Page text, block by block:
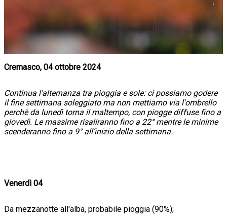
Cremasco, 04 ottobre 2024
Continua l'alternanza tra pioggia e sole: ci possiamo godere
il fine settimana soleggiato ma non mettiamo via l'ombrello
perchè da lunedì torna il maltempo, con piogge diffuse fino a
giovedì. Le massime risaliranno fino a 22° mentre le minime
scenderanno fino a 9° all’inizio della settimana.
Venerdì 04
Da mezzanotte all'alba, probabile pioggia (90%);